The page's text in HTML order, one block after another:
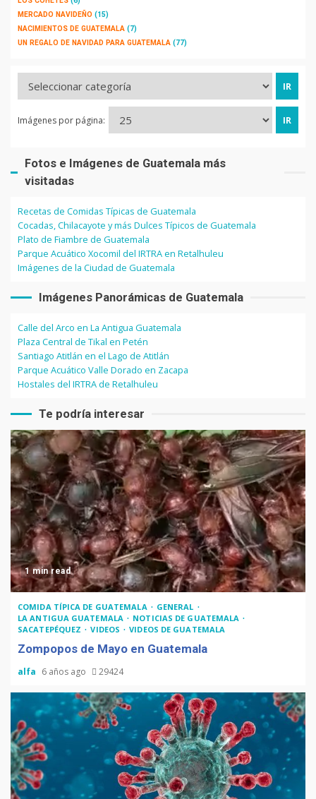
MERCADO NAVIDEÑO (15)
NACIMIENTOS DE GUATEMALA (7)
UN REGALO DE NAVIDAD PARA GUATEMALA (77)
Imágenes por página:
Fotos e Imágenes de Guatemala más
visitadas
Recetas de Comidas Típicas de Guatemala
Cocadas, Chilacayote y más Dulces Típicos de Guatemala
Plato de Fiambre de Guatemala
Parque Acuático Xocomil del IRTRA en Retalhuleu
Imágenes de la Ciudad de Guatemala
Imágenes Panorámicas de Guatemala
Calle del Arco en La Antigua Guatemala
Plaza Central de Tikal en Petén
Santiago Atitlán en el Lago de Atitlán
Parque Acuático Valle Dorado en Zacapa
Hostales del IRTRA de Retalhuleu
Te podría interesar
1 min read
COMIDA TÍPICA DE GUATEMALA
GENERAL
LA ANTIGUA GUATEMALA
NOTICIAS DE GUATEMALA
SACATEPÉQUEZ
VIDEOS VIDEOS DE GUATEMALA
Zompopos de Mayo en Guatemala
alfa 6 años ago 29424